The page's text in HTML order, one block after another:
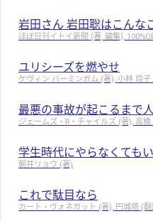
岩田さん 岩田聡はこんな
ほぼ日刊イトイ新聞 (著, 編集),
ユリシーズを燃やせ
ケヴィン バーミンガム (著), 小林 玲子
最悪の事故が起こるまで
ジェームズ・R・チャイルズ (著), 高
学生時代にやらなくても
朝井リョウ (著)
これで駄目なら
カート・ヴォネガット (著), 円城塔 (翻